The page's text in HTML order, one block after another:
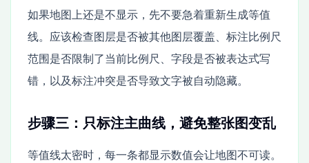
如果地图上还是不显示，先不要急着重新生成等值
线。应该检查图层是否被其他图层覆盖、标注比例尺
范围是否限制了当前比例尺、字段是否被表达式写
错，以及标注冲突是否导致文字被自动隐藏。
步骤三：只标注主曲线，避免整张图变乱
等值线太密时，每一条都显示数值会让地图不可读。